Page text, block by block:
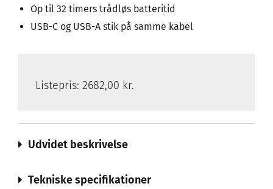
Op til 32 timers trådløs batteritid
USB-C og USB-A stik på samme kabel
Listepris: 2682,00 kr.
Udvidet beskrivelse
Tekniske specifikationer